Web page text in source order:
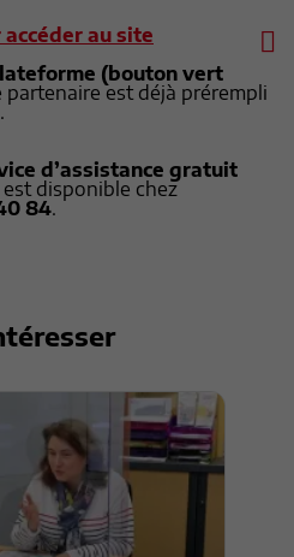
au site
(bouton vert
partenaire est déjà prérempli
d’assistance gratuit
disponible chez
84.